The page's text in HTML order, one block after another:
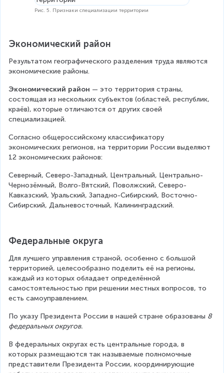
Рис. 5. Признаки специализации территории
Экономический район
Результатом географического разделения труда являются
экономические районы.
Экономический район — это территория страны,
состоящая из нескольких субъектов (областей, республик,
краёв), которые отличаются от других своей
специализацией.
Согласно общероссийскому классификатору
экономических регионов, на территории России выделяют
12 экономических районов:
Северный, Северо-Западный, Центральный, Центрально-
Чернозёмный, Волго-Вятский, Поволжский, Северо-
Кавказский, Уральский, Западно-Сибирский, Восточно-
Сибирский, Дальневосточный, Калининградский.
Федеральные округа
Для лучшего управления страной, особенно с большой
территорией, целесообразно поделить её на регионы,
каждый из которых обладает определённой
самостоятельностью при решении местных вопросов, то
есть самоуправлением.
По указу Президента России в нашей стране образованы 8
федеральных округов.
В федеральных округах есть центральные города, в
которых размещаются так называемые полномочные
представители Президента России, координирующие